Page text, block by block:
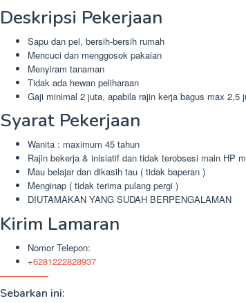
Deskripsi Pekerjaan
Sapu dan pel, bersih-bersih rumah
Mencuci dan menggosok pakaian
Menyiram tanaman
Tidak ada hewan peliharaan
Gaji minimal 2 juta, apabila rajin kerja bagus max 2,5
Syarat Pekerjaan
Wanita : maximum 45 tahun
Rajin bekerja & inisiatif dan tidak terobsesi main HP
Mau belajar dan dikasih tau ( tidak baperan )
Menginap ( tidak terima pulang pergi )
DIUTAMAKAN YANG SUDAH BERPENGALAMAN
Kirim Lamaran
Nomor Telepon:
+6281222828937
Sebarkan ini: